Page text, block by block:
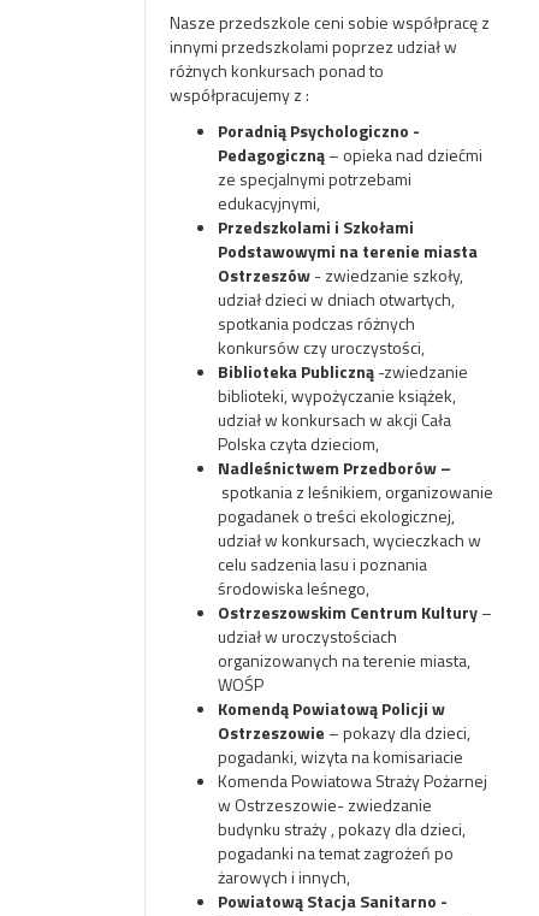
Nasze przedszkole ceni sobie współpracę z
innymi przedszkolami poprzez udział w
różnych konkursach ponad to
współpracujemy z :
Poradnią Psychologiczno -
Pedagogiczną– opieka nad dziećmi
ze specjalnymi potrzebami
edukacyjnymi,
Przedszkolami i Szkołami
Podstawowymi na terenie miasta
Ostrzeszów- zwiedzanie szkoły,
udział dzieci w dniach otwartych,
spotkania podczas różnych
konkursów czy uroczystości,
Biblioteka Publiczną-zwiedzanie
biblioteki, wypożyczanie książek,
udział w konkursach w akcji Cała
Polska czyta dzieciom,
Nadleśnictwem Przedborów –
spotkania z leśnikiem, organizowanie
pogadanek o treści ekologicznej,
udział w konkursach, wycieczkach w
celu sadzenia lasu i poznania
środowiska leśnego,
Ostrzeszowskim Centrum Kultury–
udział w uroczystościach
organizowanych na terenie miasta,
WOŚP
Komendą Powiatową Policji w
Ostrzeszowie – pokazy dla dzieci,
pogadanki, wizyta na komisariacie
Komenda Powiatowa Straży Pożarnej
w Ostrzeszowie- zwiedzanie
budynku straży , pokazy dla dzieci,
pogadanki na temat zagrożeń po
żarowych i innych,
Powiatową Stacja Sanitarno -